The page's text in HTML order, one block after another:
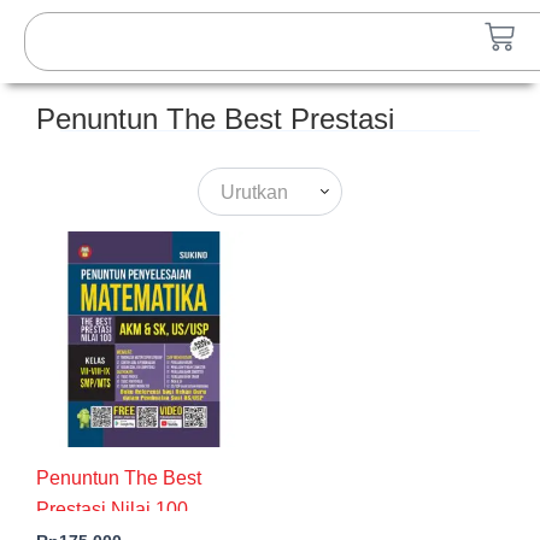
Lewati
konten
Search
Penuntun The Best Prestasi
Urutkan
Penuntun The Best
Prestasi Nilai 100